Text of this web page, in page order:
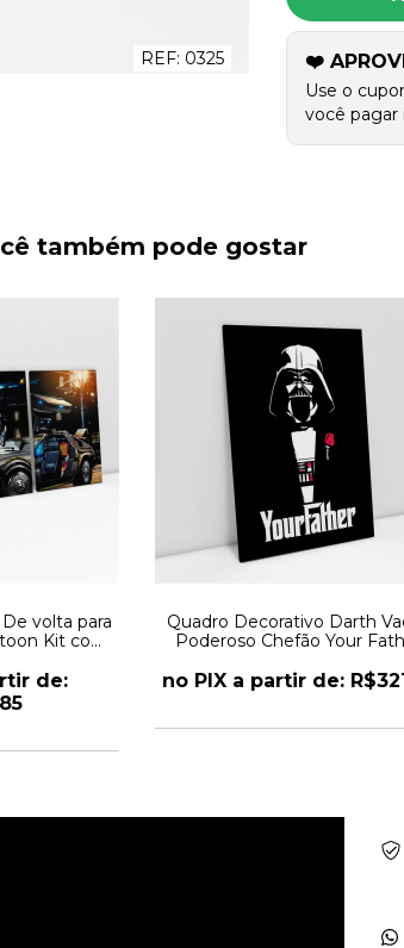
REF: 0325 ❤️
Use o
você pagar
também pode gostar
volta para
Kit com
de:
Quadro Decorativo Darth
Poderoso Chefão Your
no PIX a partir de: